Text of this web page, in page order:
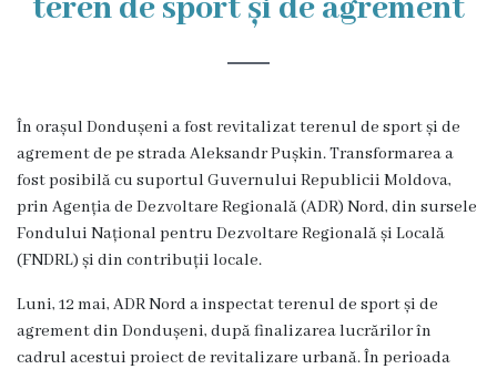
Valoare
Ofertă
investițională
Primăria
Primarul
teren de sport și de agrement
În orașul Dondușeni a fost revitalizat terenul de sport și de
agrement de pe strada Aleksandr Pușkin. Transformarea a
fost posibilă cu suportul Guvernului Republicii Moldova,
prin Agenția de Dezvoltare Regională (ADR) Nord, din sursele
Fondului Național pentru Dezvoltare Regională și Locală
(FNDRL) și din contribuții locale.
Luni, 12 mai, ADR Nord a inspectat terenul de sport și de
agrement din Dondușeni, după finalizarea lucrărilor în
cadrul acestui proiect de revitalizare urbană. În perioada